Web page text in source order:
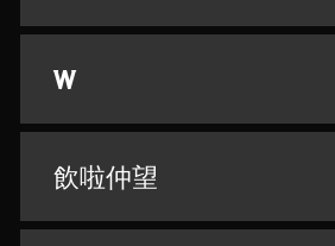
W
飲啦仲望